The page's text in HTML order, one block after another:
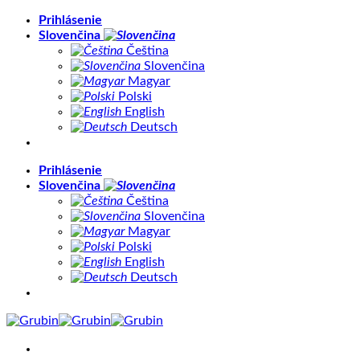
Skip
Prihlásenie
Slovenčina
Čeština
Slovenčina
Magyar
Polski
English
Deutsch
Prihlásenie
Slovenčina
Čeština
Slovenčina
Magyar
Polski
English
Deutsch